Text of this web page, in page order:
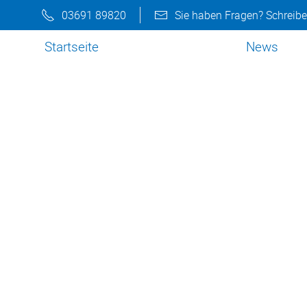
03691 89820 Sie haben Fragen?
Startseite News